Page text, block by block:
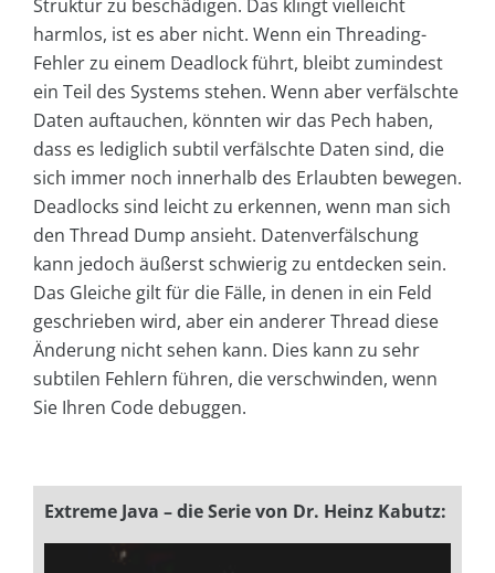
Struktur zu beschädigen. Das klingt vielleicht
harmlos, ist es aber nicht. Wenn ein Threading-
Fehler zu einem Deadlock führt, bleibt zumindest
ein Teil des Systems stehen. Wenn aber verfälschte
Daten auftauchen, könnten wir das Pech haben,
dass es lediglich subtil verfälschte Daten sind, die
sich immer noch innerhalb des Erlaubten bewegen.
Deadlocks sind leicht zu erkennen, wenn man sich
den Thread Dump ansieht. Datenverfälschung
kann jedoch äußerst schwierig zu entdecken sein.
Das Gleiche gilt für die Fälle, in denen in ein Feld
geschrieben wird, aber ein anderer Thread diese
Änderung nicht sehen kann. Dies kann zu sehr
subtilen Fehlern führen, die verschwinden, wenn
Sie Ihren Code debuggen.
Extreme Java – die Serie von Dr. Heinz Kabutz: